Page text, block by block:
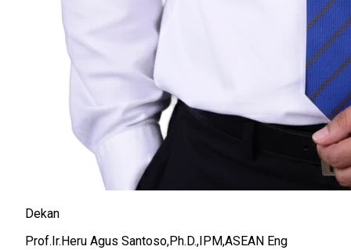
Dekan
Prof.Ir.Heru Agus Santoso,Ph.D.,IPM,ASEAN Eng